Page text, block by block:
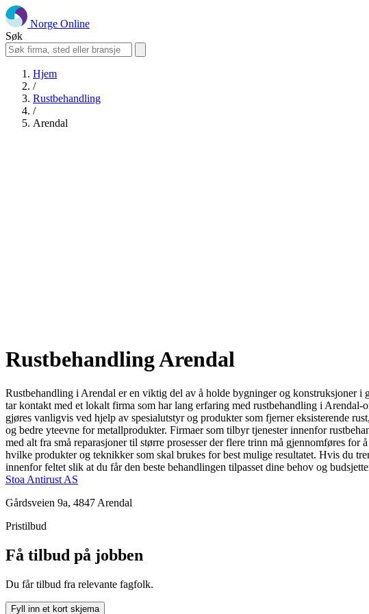
Norge Online
Søk
Hjem
/
Rustbehandling
/
Arendal
Rustbehandling Arendal
Rustbehandling i Arendal er en viktig del av å holde bygninger og konstruksjoner
tar kontakt med et lokalt firma som har lang erfaring med rustbehandling i
gjøres vanligvis ved hjelp av spesialutstyr og produkter som fjerner eksisterende
og bedre yteevne for metallprodukter. Firmaer som tilbyr tjenester innenfor
med alt fra små reparasjoner til større prosesser der flere trinn må gjennomføres
hvilke produkter og teknikker som skal brukes for best mulige resultatet. Hvis du
innenfor feltet slik at du får den beste behandlingen tilpasset dine behov og
Stoa Antirust AS
Gårdsveien 9a, 4847 Arendal
Pristilbud
Få tilbud på jobben
Du får tilbud fra relevante fagfolk.
Fyll inn et kort skjema